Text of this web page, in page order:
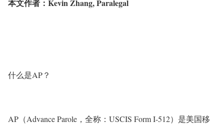
本文作者：Kevin Zhang, Paralegal
什么是AP？
AP（Advance Parole，全称：USCIS Form I-512）是美国移